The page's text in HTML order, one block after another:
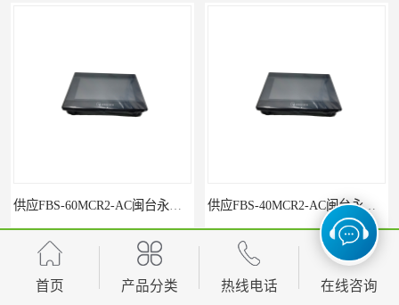
您是第 位访客
首页 产品分类 热线电话 在线咨询